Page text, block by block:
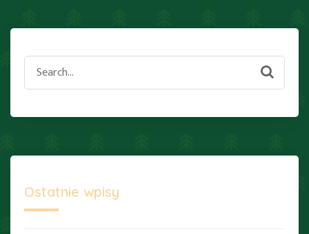
Search
for:
Ostatnie wpisy